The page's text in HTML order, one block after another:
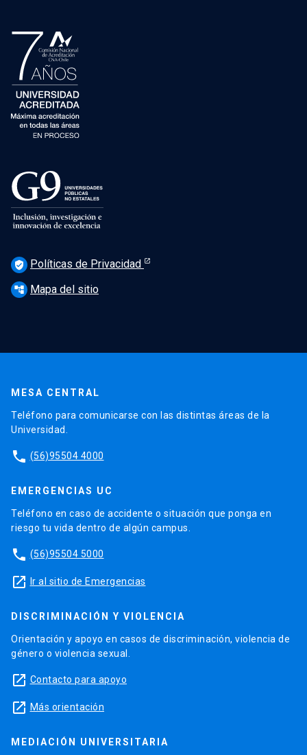
verified_user Políticas de Privacidad
account_tree Mapa del sitio
MESA CENTRAL
Teléfono para comunicarse con las distintas áreas de la
Universidad.
phone (56)95504 4000
EMERGENCIAS UC
Teléfono en caso de accidente o situación que ponga en
riesgo tu vida dentro de algún campus.
phone (56)95504 5000
launch Ir al sitio de Emergencias
DISCRIMINACIÓN Y VIOLENCIA
Orientación y apoyo en casos de discriminación, violencia de
género o violencia sexual.
launch Contacto para apoyo
launch Más orientación
MEDIACIÓN UNIVERSITARIA